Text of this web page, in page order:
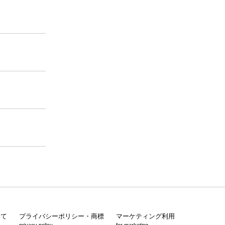
プライバシーポリシー・商標 マーケティング利用